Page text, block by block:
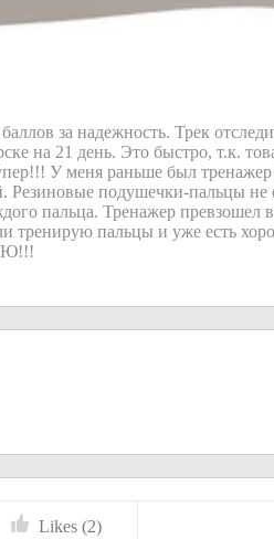
за надежность. Трек
на 21 день. Это быстро, т.к.
У меня раньше был тренажер
подушечки-пальцы не
пальца. Тренажер превзошел
тренирую пальцы и уже есть
Likes (2)